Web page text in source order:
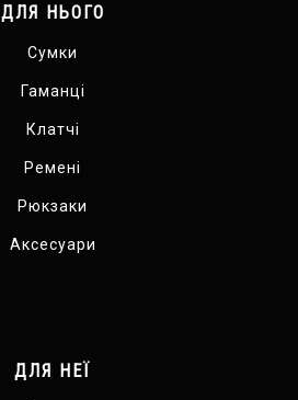
ДЛЯ НЬОГО
Сумки
Гаманці
Клатчі
Ремені
Рюкзаки
Аксесуари
ДЛЯ НЕЇ